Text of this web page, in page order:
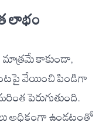
లాభం
మాత్రమే కాకుండా,
వేయించి పిండిగా
పెరుగుతుంది.
అధికంగా ఉండటంతో